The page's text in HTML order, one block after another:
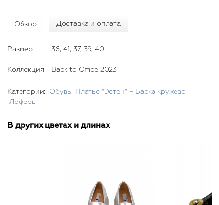
Обзор Доставка и оплата
Размер 36, 41, 37, 39, 40
Коллекция Back to Office 2023
Категории: Обувь
Платье "Эстен" + Баска кружево
Лоферы
В других цветах и длинах